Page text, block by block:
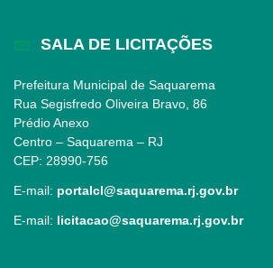
SALA DE LICITAÇÕES
Prefeitura Municipal de Saquarema
Rua Segisfredo Oliveira Bravo, 86
Prédio Anexo
Centro – Saquarema – RJ
CEP: 28990-756
E-mail: portalcl@saquarema.rj.gov.br
E-mail: licitacao@saquarema.rj.gov.br